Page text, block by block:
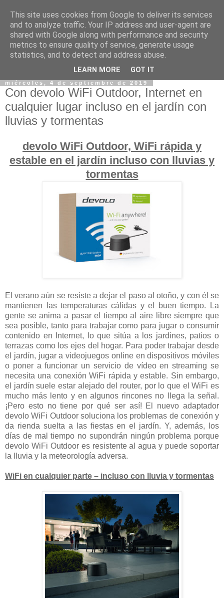
miércoles, 4 de septiembre de 2019
Con devolo WiFi Outdoor, Internet en
cualquier lugar incluso en el jardín con
lluvias y tormentas
devolo WiFi Outdoor, WiFi rápida y
estable en el jardín incluso con lluvias y
tormentas
El verano aún se resiste a dejar el paso al otoño, y con él se
mantienen las temperaturas cálidas y el buen tiempo. La
gente se anima a pasar el tiempo al aire libre siempre que
sea posible, tanto para trabajar como para jugar o consumir
contenido en Internet, lo que sitúa a los jardines, patios o
terrazas como los ejes del hogar. Para poder trabajar desde
el jardín, jugar a videojuegos online en dispositivos móviles
o poner a funcionar un servicio de vídeo en streaming se
necesita una conexión WiFi rápida y estable. Sin embargo,
el jardín suele estar alejado del router, por lo que el WiFi es
mucho más lento y en algunos rincones no llega la señal.
¡Pero esto no tiene por qué ser así! El nuevo adaptador
devolo WiFi Outdoor soluciona los problemas de conexión y
da rienda suelta a las fiestas en el jardín. Y, además, los
días de mal tiempo no supondrán ningún problema porque
devolo WiFi Outdoor es resistente al agua y puede soportar
la lluvia y la meteorología adversa.
WiFi en cualquier parte – incluso con lluvia y tormentas
This site uses cookies from Google to deliver its services
and to analyze traffic. Your IP address and user-agent are
shared with Google along with performance and security
metrics to ensure quality of service, generate usage
statistics, and to detect and address abuse.
LEARN MORE GOT IT